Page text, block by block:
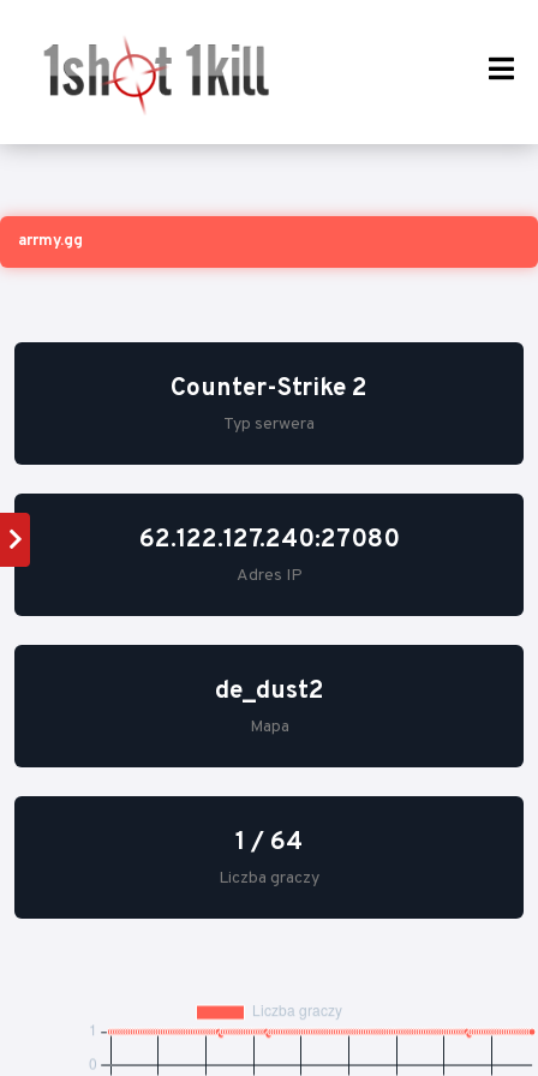
arrmy.gg
Counter-Strike 2
Typ serwera
62.122.127.240:27080
Adres IP
de_dust2
Mapa
1 / 64
Liczba graczy